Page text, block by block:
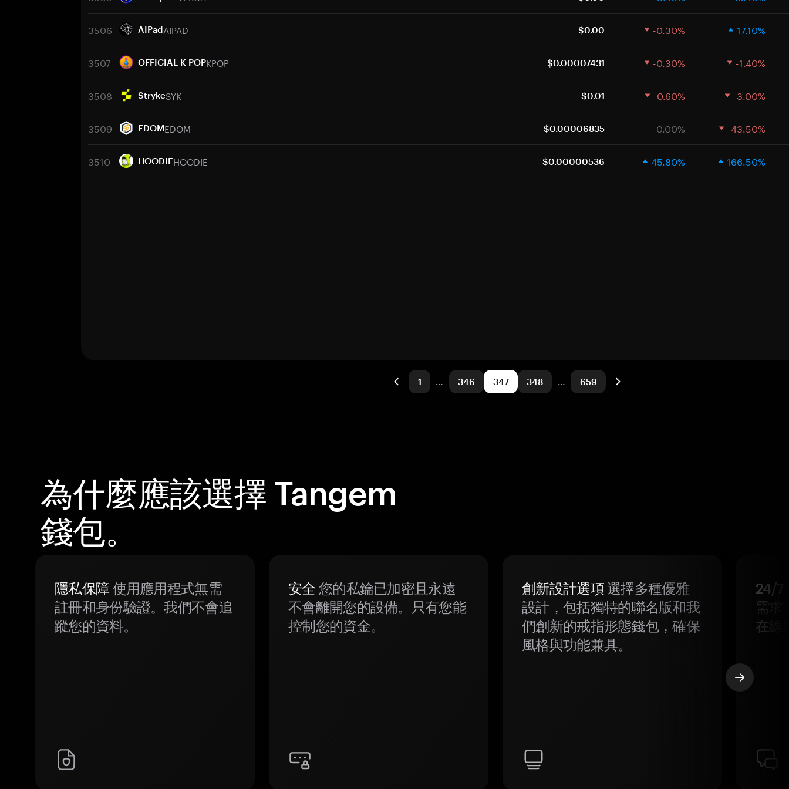
3506 AIPadAIPAD $0.00 -0.30% 17.10%
3507 OFFICIAL K-POPKPOP $0.00007431 -0.30% -1.40%
3508 StrykeSYK $0.01 -0.60% -3.00%
3509 EDOMEDOM $0.00006835 0.00% -43.50%
3510 HOODIEHOODIE $0.00000536 45.80% 166.50%
1 … 346 347 348 … 659
為什麼應該選擇 Tangem
錢包。
隱私保障使用應用程式無需
註冊和身份驗證。我們不會追
蹤您的資料。
安全 您的私鑰已加密且永遠
不會離開您的設備。只有您能
控制您的資金。
創新設計選項選擇多種優雅
設計，包括獨特的聯名版和我
們創新的戒指形態錢包，確保
風格與功能兼具。
24/7
需求
在線